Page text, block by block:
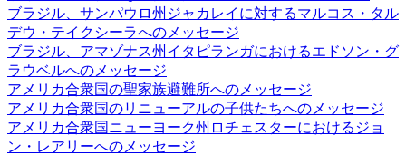
ブラジル、サンパウロ州ジャカレイに対するマルコス・タル
デウ・テイクシーラへのメッセージ
ブラジル、アマゾナス州イタピランガにおけるエドソン・グ
ラウベルへのメッセージ
アメリカ合衆国の聖家族避難所へのメッセージ
アメリカ合衆国のリニューアルの子供たちへのメッセージ
アメリカ合衆国ニューヨーク州ロチェスターにおけるジョ
ン・レアリーへのメッセージ